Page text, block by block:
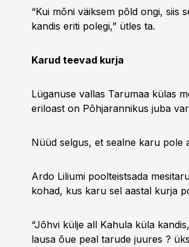
“Kui mõni väiksem põld ongi, siis
kandis eriti polegi,” ütles ta.
Karud teevad kurja
Lüganuse vallas Tarumaa külas
eriloast on Põhjarannikus juba
Nüüd selgus, et sealne karu pole
Ardo Liliumi poolteistsada
kohad, kus karu sel aastal kurja
“Jõhvi külje all Kahula küla
lausa õue peal tarude juures ?